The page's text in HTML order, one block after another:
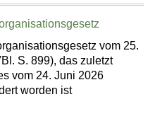
vom 25.
S. 899), das zuletzt
vom 24. Juni 2026
worden ist